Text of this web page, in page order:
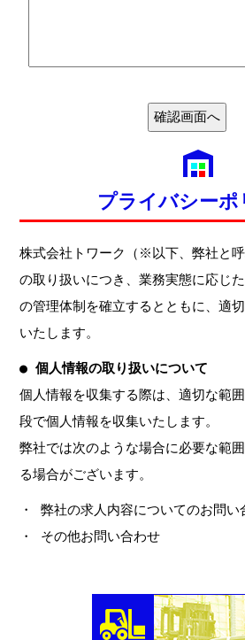
プライバシーポ
株式会社トワーク（※以下、弊社と
の取り扱いにつき、業務実態に応じ
の管理体制を確立するとともに、適
いたします。
● 個人情報の取り扱いについて
個人情報を収集する際は、適切な範
段で個人情報を収集いたします。
弊社では次のような場合に必要な範
る場合がございます。
・ 弊社の求人内容についてのお問い
・ その他お問い合わせ